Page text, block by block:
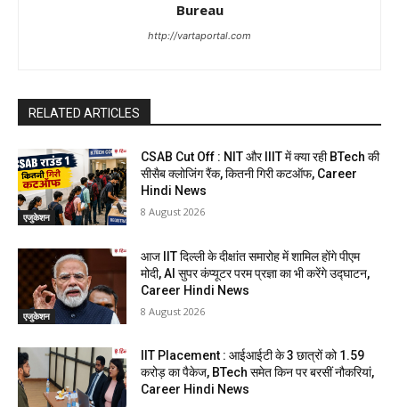
Bureau
http://vartaportal.com
RELATED ARTICLES
एजुकेशन
CSAB Cut Off : NIT और IIIT में क्या रही BTech की
सीसैब क्लोजिंग रैंक, कितनी गिरी कटऑफ, Career
Hindi News
8 August 2026
एजुकेशन
आज IIT दिल्ली के दीक्षांत समारोह में शामिल होंगे पीएम
मोदी, AI सुपर कंप्यूटर परम प्रज्ञा का भी करेंगे उद्घाटन,
Career Hindi News
8 August 2026
IIT Placement : आईआईटी के 3 छात्रों को 1.59
करोड़ का पैकेज, BTech समेत किन पर बरसीं नौकरियां,
Career Hindi News